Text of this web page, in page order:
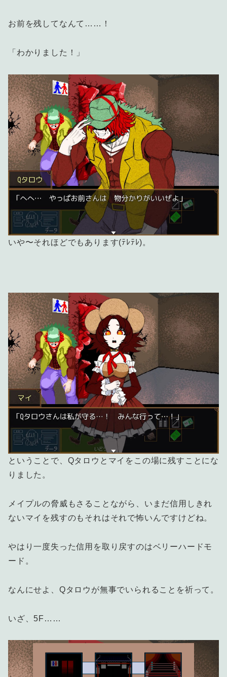
お前を残してなんて……！
「わかりました！」
いや〜それほどでもあります(ﾃﾚﾃﾚ)。
ということで、Qタロウとマイをこの場に残すことにな
りました。
メイプルの脅威もさることながら、いまだ信用しきれ
ないマイを残すのもそれはそれで怖いんですけどね。
やはり一度失った信用を取り戻すのはベリーハードモ
ード。
なんにせよ、Qタロウが無事でいられることを祈って。
いざ、5F……